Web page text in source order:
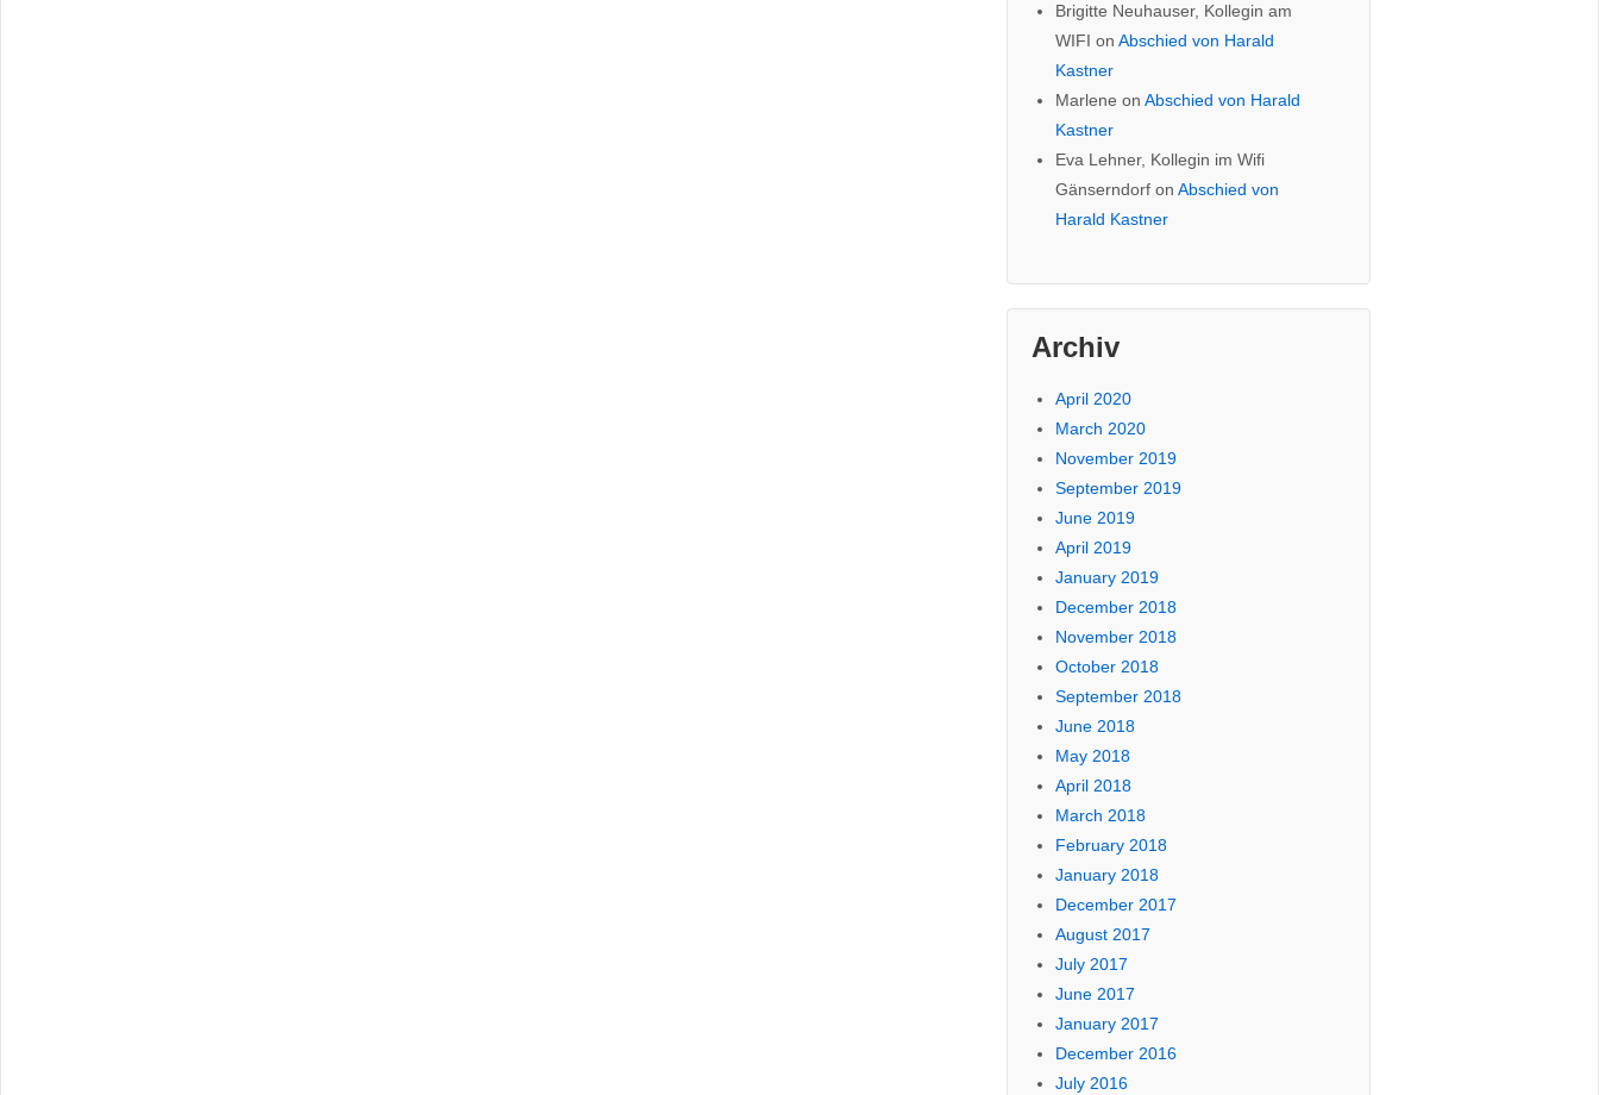
Brigitte Neuhauser, Kollegin am
WIFI on Abschied von Harald
Kastner
Marlene on Abschied von Harald
Kastner
Eva Lehner, Kollegin im Wifi
Gänserndorfon Abschied von
Harald Kastner
Archiv
April 2020
March 2020
November 2019
September 2019
June 2019
April 2019
January 2019
December 2018
November 2018
October 2018
September 2018
June 2018
May 2018
April 2018
March 2018
February 2018
January 2018
December 2017
August 2017
July 2017
June 2017
January 2017
December 2016
July 2016